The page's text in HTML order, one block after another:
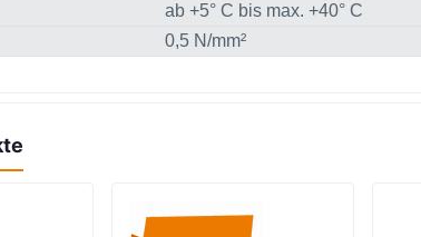
ab +5° C bis max. +40° C
0,5 N/mm²